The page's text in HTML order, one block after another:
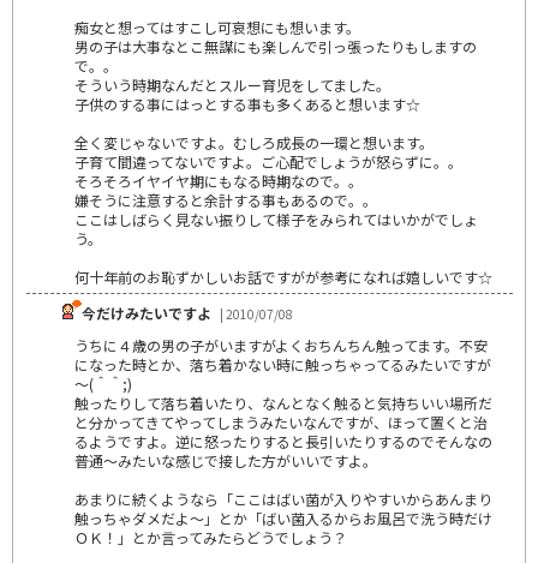
痴女と想ってはすこし可哀想にも想います。
男の子は大事なとこ無謀にも楽しんで引っ張ったりもしますの
で。。
そういう時期なんだとスルー育児をしてました。
子供のする事にはっとする事も多くあると想います☆
全く変じゃないですよ。むしろ成長の一環と想います。
子育て間違ってないですよ。ご心配でしょうが怒らずに。。
そろそろイヤイヤ期にもなる時期なので。。
嫌そうに注意すると余計する事もあるので。。
ここはしばらく見ない振りして様子をみられてはいかがでしょ
う。
何十年前のお恥ずかしいお話ですがが参考になれば嬉しいです☆
今だけみたいですよ | 2010/07/08
うちに４歳の男の子がいますがよくおちんちん触ってます。不安
になった時とか、落ち着かない時に触っちゃってるみたいですが
～(＾＾;)
触ったりして落ち着いたり、なんとなく触ると気持ちいい場所だ
と分かってきてやってしまうみたいなんですが、ほって置くと治
るようですよ。逆に怒ったりすると長引いたりするのでそんなの
普通～みたいな感じで接した方がいいですよ。
あまりに続くようなら「ここはばい菌が入りやすいからあんまり
触っちゃダメだよ～」とか「ばい菌入るからお風呂で洗う時だけ
ＯＫ！」とか言ってみたらどうでしょう？